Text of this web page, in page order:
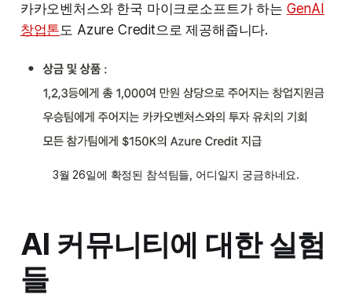
카카오벤처스와 한국 마이크로소프트가 하는 GenAI
창업톤도 Azure Credit으로 제공해줍니다.
3월 26일에 확정된 참석팀들, 어디일지 궁금하네요.
AI 커뮤니티에 대한 실험
들